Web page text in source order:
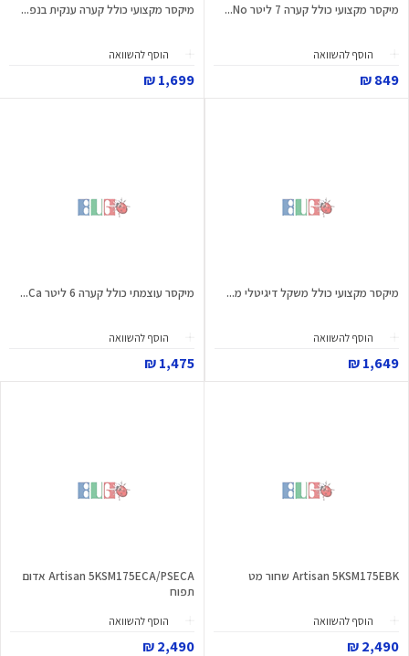
מיקסר מקצועי כולל קערה 7 ליטר No...
הוסף להשוואה
849 ₪
מיקסר מקצועי כולל קערה ענקית בנפ...
הוסף להשוואה
1,699 ₪
מיקסר מקצועי כולל משקל דיגיטלי מ...
הוסף להשוואה
1,649 ₪
מיקסר עוצמתי כולל קערה 6 ליטר Ca...
הוסף להשוואה
1,475 ₪
Artisan 5KSM175EBK שחור מט
הוסף להשוואה
2,490 ₪
Artisan 5KSM175ECA/PSECA אדום
תפוח
הוסף להשוואה
2,490 ₪